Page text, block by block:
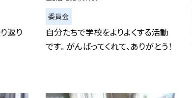
返り
委員会
自分たちで学校をよりよくする活動
です。 がんばってくれて、ありがとう！